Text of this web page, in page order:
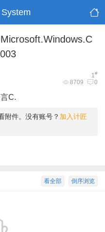
1#
8709 0
C.
附件。没有账号？ 加入计匠
倒序浏览
看全部